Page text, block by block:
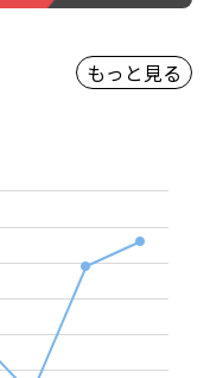
もっと見る